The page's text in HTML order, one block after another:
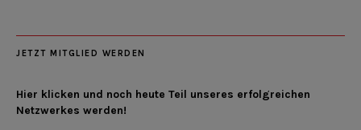
JETZT MITGLIED WERDEN
Hier klicken und noch heute Teil unseres erfolgreichen
Netzwerkes werden!